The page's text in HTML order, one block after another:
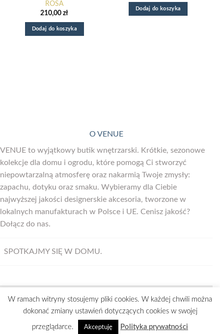
ROSA
210,00zł
Dodaj do koszyka
Dodaj do koszyka
O VENUE
VENUE to wyjątkowy butik wnętrzarski. Krótkie, sezonowe
kolekcje dla domu i ogrodu, które pomogą Ci stworzyć
niepowtarzalną atmosferę oraz nakarmią Twoje zmysły:
zapachu, dotyku oraz smaku. Wybieramy dla Ciebie
najwyższej jakości designerskie akcesoria, tworzone w
lokalnych manufakturach w Polsce i UE. Cenisz jakość?
Dołącz do nas.
SPOTKAJMY SIĘ W DOMU.
Visa MasterCardBank
Transfer
Maestro PayU
STRONA GŁÓWNA
ODSTĄPIENIE OD UMOWY
POLITYKA PRYWATNOŚCI
KONTAKT
W ramach witryny stosujemy pliki cookies. W każdej chwili można
dokonać zmiany ustawień dotyczących cookies w swojej
przeglądarce. Akceptuję Polityka prywatności